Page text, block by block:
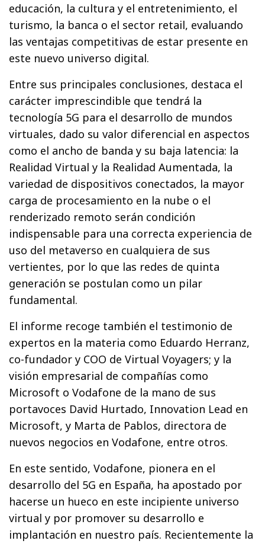
educación, la cultura y el entretenimiento, el
turismo, la banca o el sector retail, evaluando
las ventajas competitivas de estar presente en
este nuevo universo digital.
Entre sus principales conclusiones, destaca el
carácter imprescindible que tendrá la
tecnología 5G para el desarrollo de mundos
virtuales, dado su valor diferencial en aspectos
como el ancho de banda y su baja latencia: la
Realidad Virtual y la Realidad Aumentada, la
variedad de dispositivos conectados, la mayor
carga de procesamiento en la nube o el
renderizado remoto serán condición
indispensable para una correcta experiencia de
uso del metaverso en cualquiera de sus
vertientes, por lo que las redes de quinta
generación se postulan como un pilar
fundamental.
El informe recoge también el testimonio de
expertos en la materia como Eduardo Herranz,
co-fundador y COO de Virtual Voyagers; y la
visión empresarial de compañías como
Microsoft o Vodafone de la mano de sus
portavoces David Hurtado, Innovation Lead en
Microsoft, y Marta de Pablos, directora de
nuevos negocios en Vodafone, entre otros.
En este sentido, Vodafone, pionera en el
desarrollo del 5G en España, ha apostado por
hacerse un hueco en este incipiente universo
virtual y por promover su desarrollo e
implantación en nuestro país. Recientemente la